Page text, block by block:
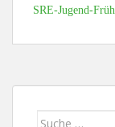
SRE-Jugend-
Suche